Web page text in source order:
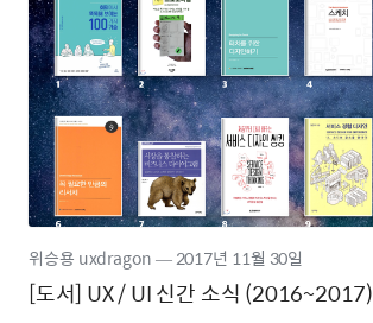
[도서] UX / UI 신간 소식 (2016~2017)
위승용 uxdragon―2017년 11월 30일